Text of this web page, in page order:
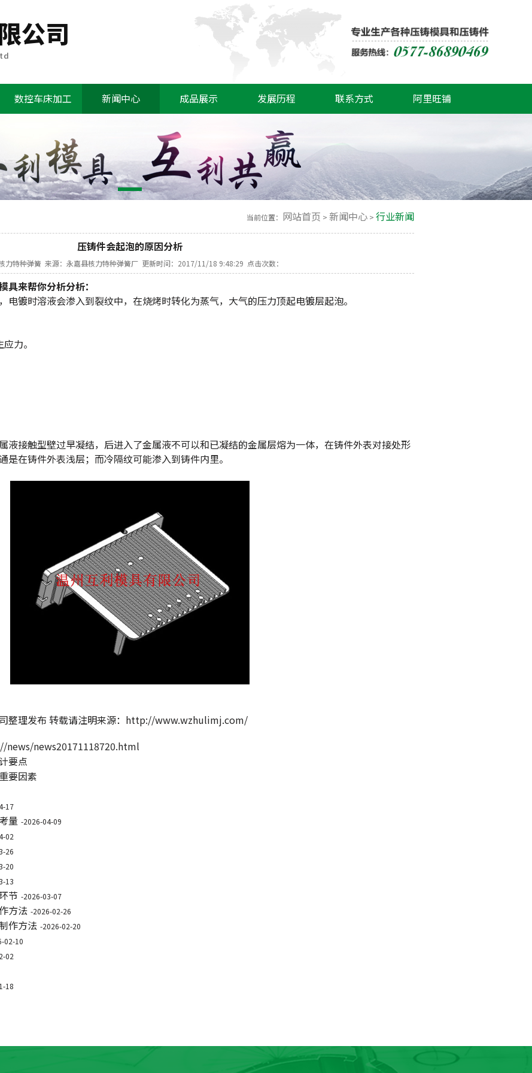
数控车床加工 新闻中心 成品展示 发展历程 联系方式 阿里旺铺
当前位置： 网站首页 > 新闻中心 > 行业新闻
压铸件会起泡的原因分析
力特种弹簧 来源：永嘉县核力特种弹簧厂 更新时间：2017/11/18 9:48:29 点击次数：
具来帮你分析分析：
电镀时溶液会渗入到裂纹中，在烧烤时转化为蒸气，大气的压力顶起电镀层起泡。
力。
液接触型壁过早凝结，后进入了金属液不可以和已凝结的金属层熔为一体，在铸件外表对接处形
是在铸件外表浅层；而冷隔纹可能渗入到铸件内里。
整理发布 转载请注明来源：http://www.wzhulimj.com/
news20171118720.html
要点
要因素
17
量 -2026-04-09
02
26
20
13
节 -2026-03-07
方法 -2026-02-26
作方法 -2026-02-20
02-10
02
18